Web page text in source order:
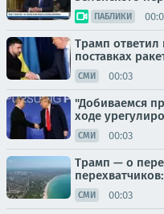
ПАБЛИКИ
Трамп ответил
поставках
СМИ 00:03
"Добиваемся
ходе
СМИ 00:03
Трамп — о
СМИ 00:03